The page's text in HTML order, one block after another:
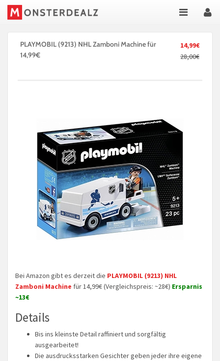
14,99€
28,00€
PLAYMOBIL (9213) NHL Zamboni Machine für
14,99€
Bei Amazon gibt es derzeit die PLAYMOBIL (9213) NHL
Zamboni Machine für 14,99€ (Vergleichspreis: ~28€) Ersparnis
~13€
Details
Bis ins kleinste Detail raffiniert und sorgfältig
ausgearbeitet!
Die ausdrucksstarken Gesichter geben jeder ihre eigene